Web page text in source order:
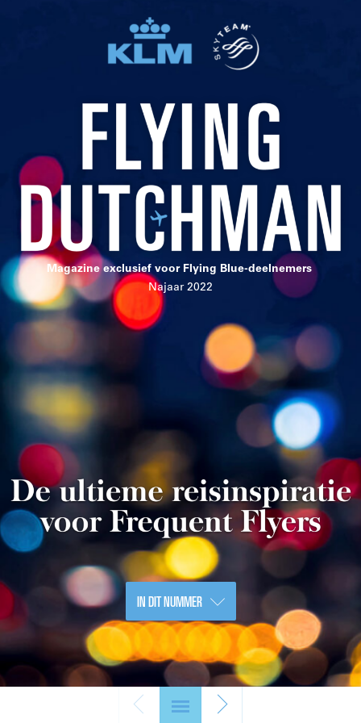
Magazine exclusief voor Flying Blue-deelnemers
Najaar 2022
IN DIT NUMMER